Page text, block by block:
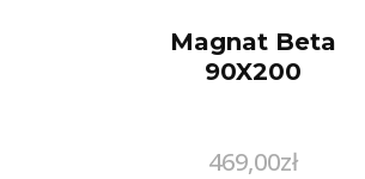
Magnat Beta
90X200
469,00zł